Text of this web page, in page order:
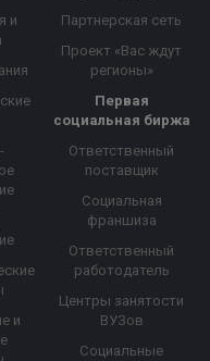
и
и
Партнерская сеть
Проект «Вас ждут
регионы»
Первая
социальная биржа
Ответственный
поставщик
Социальная
франшиза
Ответственный
работодатель
Центры занятости
ВУЗов
Социальные